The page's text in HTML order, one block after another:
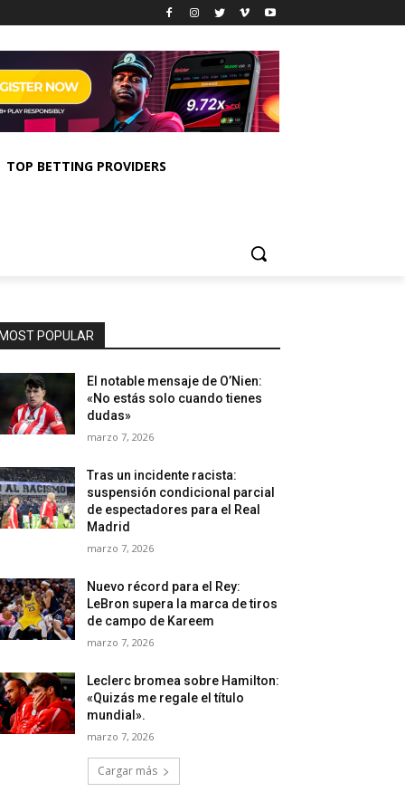
TOP BETTING PROVIDERS
MOST POPULAR
El notable mensaje de O’Nien:
«No estás solo cuando tienes
dudas»
marzo 7, 2026
Tras un incidente racista:
suspensión condicional parcial
de espectadores para el Real
Madrid
marzo 7, 2026
Nuevo récord para el Rey:
LeBron supera la marca de tiros
de campo de Kareem
marzo 7, 2026
Leclerc bromea sobre Hamilton:
«Quizás me regale el título
mundial».
marzo 7, 2026
Cargar más